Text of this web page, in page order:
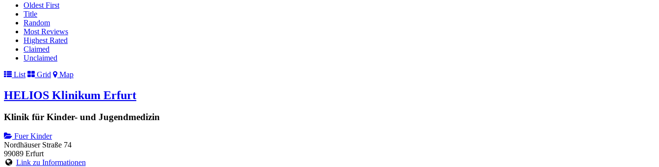
Oldest First
Title
Random
Most Reviews
Highest Rated
Claimed
Unclaimed
List
Grid Map
HELIOS Klinikum Erfurt
Klinik für Kinder- und Jugendmedizin
Fuer Kinder
Nordhäuser Straße 74
99089 Erfurt
Link zu Informationen